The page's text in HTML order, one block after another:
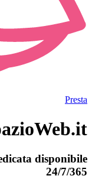
Presta
disponibile
24/7/365